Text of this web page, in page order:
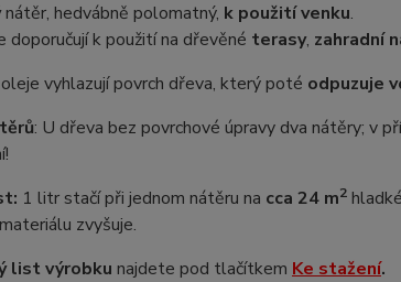
nátěr, hedvábně polomatný, k použití venku.
doporučují k použití na dřevěné terasy, zahradní
vyhlazují povrch dřeva, který poté odpuzuje
: U dřeva bez povrchové úpravy dva nátěry; v
1 litr stačí při jednom nátěru na cca 24 m2
zvyšuje.
list výrobku najdete pod tlačítkem Ke stažení.